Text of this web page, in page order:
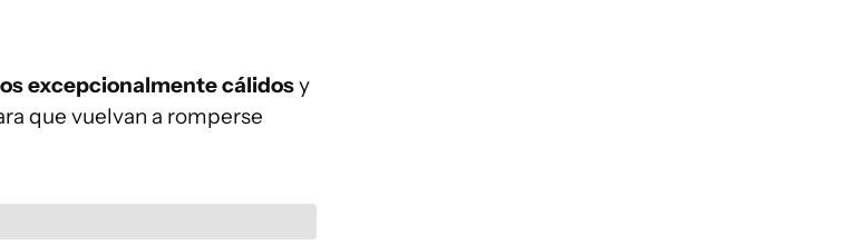
excepcionalmente cálidosy
que vuelvan a romperse